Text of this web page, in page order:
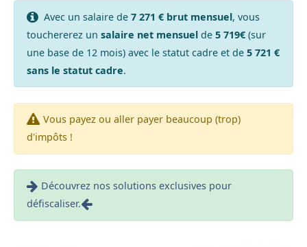
Avec un salaire de 7 271 € brut mensuel, vous
touchererez un salaire net mensuelde 5 719€(sur
une base de 12 mois) avec le statut cadre et de 5 721 €
sans le statut cadre.
Vous payez ou aller payer beaucoup (trop)
d'impôts !
Découvrez nos solutions exclusives pour
défiscaliser.